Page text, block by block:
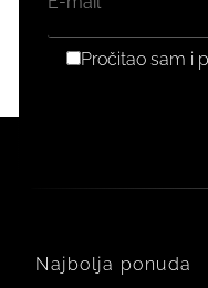
GDPRPročitao sam i
Najbolja ponuda